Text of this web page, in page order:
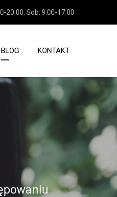
20:00, Sob: 9:00-17:00
BLOG KONTAKT